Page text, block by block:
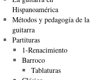
Hispanoamérica
Métodos y pedagogía de la
guitarra
Partituras
1-Renacimiento
Barroco
Tablaturas